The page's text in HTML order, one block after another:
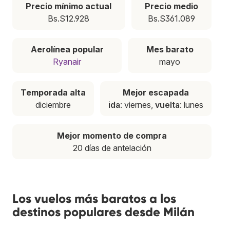
Precio mínimo actual
Bs.S12.928
Precio medio
Bs.S361.089
Aerolínea popular
Ryanair
Mes barato
mayo
Temporada alta
diciembre
Mejor escapada
ida: viernes, vuelta: lunes
Mejor momento de compra
20 días de antelación
Los vuelos más baratos a los
destinos populares desde Milán